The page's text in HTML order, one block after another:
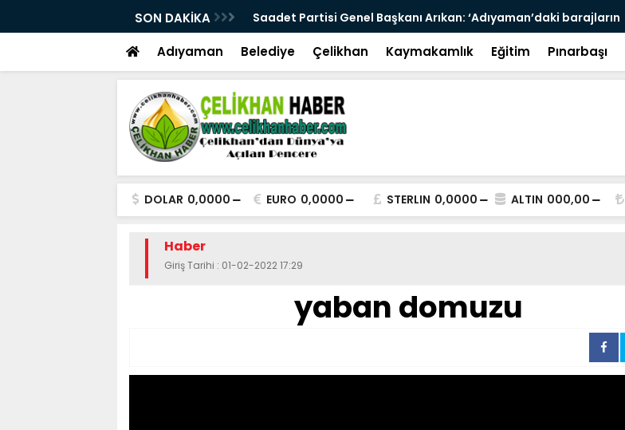
SON DAKİKA
diplomatik temaslarda bulundu
Saadet Partisi Genel Başkanı Arıkan: ‘Adıyaman’daki barajların
takipçisi olacağız’ - Videolu Haber
Adıyaman Belediye Çelikhan Kaymakamlık Eğitim Pınarbaşı
DOLAR 0,0000 EURO 0,0000 STERLIN 0,0000 ALTIN 000,00
Haber
Giriş Tarihi : 01-02-2022 17:29
yaban domuzu